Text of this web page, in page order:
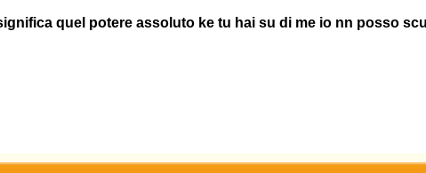
quel potere assoluto ke tu hai su di me io nn posso